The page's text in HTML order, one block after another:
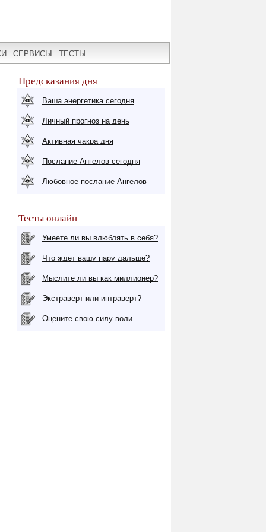
СЕРВИСЫ ТЕСТЫ
Предсказания дня
Ваша энергетика сегодня
Личный прогноз на день
Активная чакра дня
Послание Ангелов сегодня
Любовное послание Ангелов
Тесты онлайн
Умеете ли вы влюблять в себя?
Что ждет вашу пару дальше?
Мыслите ли вы как миллионер?
Экстраверт или интраверт?
Оцените свою силу воли